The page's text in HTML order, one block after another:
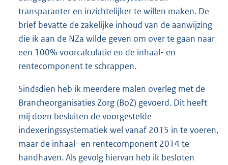
transparanter en inzichtelijker te willen maken. De
brief bevatte de zakelijke inhoud van de aanwijzing
die ik aan de NZa wilde geven om over te gaan naar
een 100% voorcalculatie en de inhaal- en
rentecomponent te schrappen.
Sindsdien heb ik meerdere malen overleg met de
Brancheorganisaties Zorg (BoZ) gevoerd. Dit heeft
mij doen besluiten de voorgestelde
indexeringssystematiek wel vanaf 2015 in te voeren,
maar de inhaal- en rentecomponent 2014 te
handhaven. Als gevolg hiervan heb ik besloten